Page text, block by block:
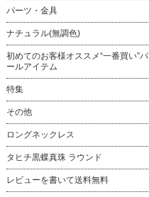
パーツ・金具
ナチュラル(無調色)
初めてのお客様オススメ“一番買い”パ
ールアイテム
特集
その他
ロングネックレス
タヒチ黒蝶真珠 ラウンド
レビューを書いて送料無料